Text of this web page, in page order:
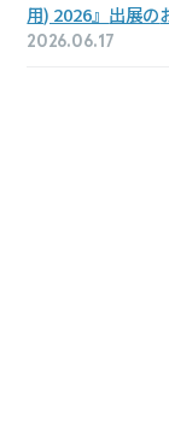
用) 2026』 出展の
2026.06.17